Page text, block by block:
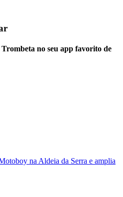
no seu app favorito de